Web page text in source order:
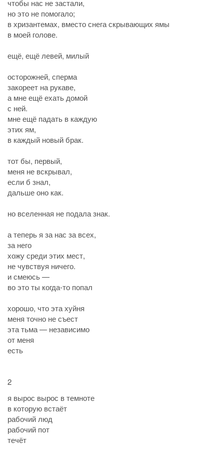
чтобы нас не застали,
но это не помогало;
в хризантемах, вместо снега скрывающих ямы
в моей голове.
ещё, ещё левей, милый
осторожней, сперма
закореет на рукаве,
а мне ещё ехать домой
с ней.
мне ещё падать в каждую
этих ям,
в каждый новый брак.
тот бы, первый,
меня не вскрывал,
если б знал,
дальше оно как.
но вселенная не подала знак.
а теперь я за нас за всех,
за него
хожу среди этих мест,
не чувствуя ничего.
и смеюсь —
во это ты когда-то попал
хорошо, что эта хуйня
меня точно не съест
эта тьма — независимо
от меня
есть
2
я вырос вырос в темноте
в которую встаёт
рабочий люд
рабочий пот
течёт